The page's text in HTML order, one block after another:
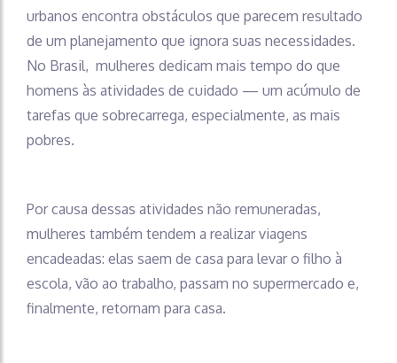
urbanos encontra obstáculos que parecem resultado
de um planejamento que ignora suas necessidades.
No Brasil, mulheres dedicam mais tempo do que
homens às atividades de cuidado — um acúmulo de
tarefas que sobrecarrega, especialmente, as mais
pobres.
Por causa dessas atividades não remuneradas,
mulheres também tendem a realizar viagens
encadeadas: elas saem de casa para levar o filho à
escola, vão ao trabalho, passam no supermercado e,
finalmente, retornam para casa.